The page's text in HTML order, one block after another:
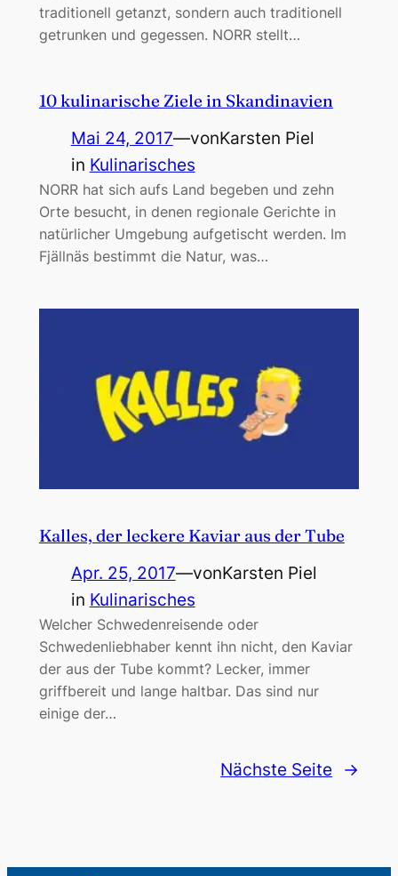
traditionell getanzt, sondern auch traditionell
getrunken und gegessen. NORR stellt…
10 kulinarische Ziele in Skandinavien
Mai 24, 2017—vonKarsten Piel
in Kulinarisches
NORR hat sich aufs Land begeben und zehn
Orte besucht, in denen regionale Gerichte in
natürlicher Umgebung aufgetischt werden. Im
Fjällnäs bestimmt die Natur, was…
Kalles, der leckere Kaviar aus der Tube
Apr. 25, 2017—vonKarsten Piel
in Kulinarisches
Welcher Schwedenreisende oder
Schwedenliebhaber kennt ihn nicht, den Kaviar
der aus der Tube kommt? Lecker, immer
griffbereit und lange haltbar. Das sind nur
einige der…
Nächste Seite →